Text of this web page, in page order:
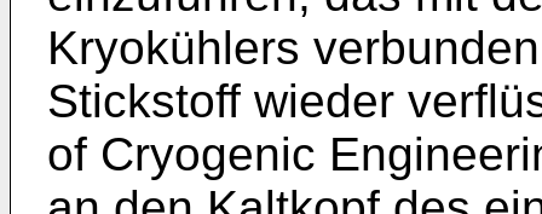
Kryokühlers
Stickstoff wieder
of Cryogenic